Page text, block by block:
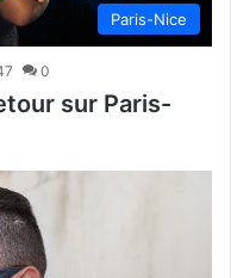
Paris-Nice
0
sur Paris-